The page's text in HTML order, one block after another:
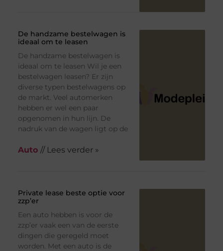
De handzame bestelwagen is
ideaal om te leasen
De handzame bestelwagen is
ideaal om te leasen Wil je een
bestelwagen leasen? Er zijn
diverse typen bestelwagens op
de markt. Veel automerken
hebben er wel een paar
opgenomen in hun lijn. De
nadruk van de wagen ligt op de
Auto // Lees verder »
Private lease beste optie voor
zzp’er
Een auto hebben is voor de
zzp’er vaak een van de eerste
dingen die geregeld moet
worden. Met een auto is de